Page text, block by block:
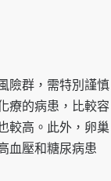
險群，需特別謹慎
療的病患，比較容
較高。此外，卵巢
血壓和糖尿病患